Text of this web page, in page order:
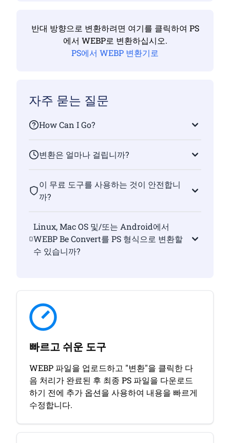
반대 방향으로 변환하려면 여기를 클릭하여 PS
에서 WEBP로 변환하십시오.
PS에서 WEBP 변환기로
자주 묻는 질문
How Can I Go?
변환은 얼마나 걸립니까?
이 무료 도구를 사용하는 것이 안전합니
까?
Linux, Mac OS 및/또는 Android에서
WEBP Be Convert를 PS 형식으로 변환할
수 있습니까?
빠르고 쉬운 도구
WEBP 파일을 업로드하고 "변환"을 클릭한 다
음 처리가 완료된 후 최종 PS 파일을 다운로드
하기 전에 추가 옵션을 사용하여 내용을 빠르게
수정합니다.